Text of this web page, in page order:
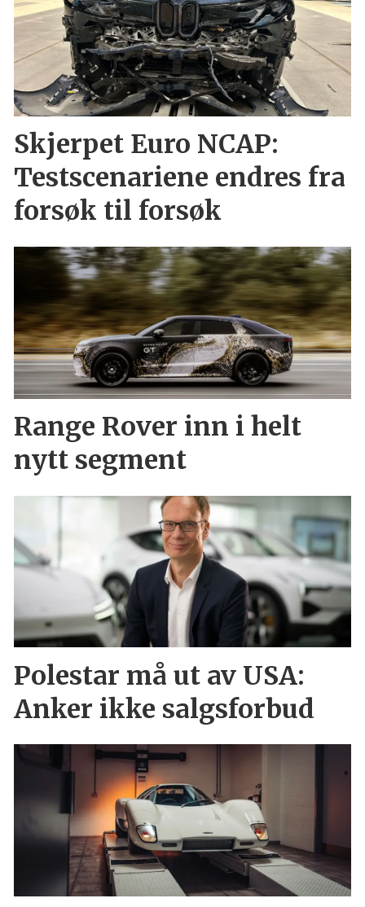
Skjerpet Euro NCAP:
Testscenariene endres fra
forsøk til forsøk
Range Rover inn i helt
nytt segment
Polestar må ut av USA:
Anker ikke salgsforbud